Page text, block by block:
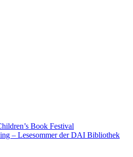
Book Festival
– Lesesommer der DAI Bibliothek